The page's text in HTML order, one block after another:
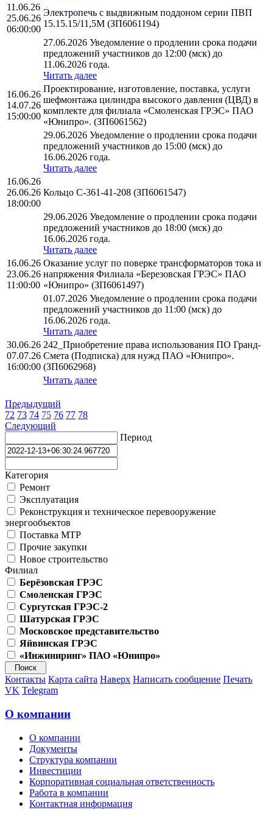
11.06.26
25.06.26
06:00:00
Электропечь с выдвижным поддоном серии ПВП
15.15.15/11,5М (ЗП6061194)
27.06.2026 Уведомление о продлении срока подачи
предложений участников до 12:00 (мск) до
11.06.2026 года.
Читать далее
16.06.26
14.07.26
15:00:00
Проектирование, изготовление, поставка, услуги
шефмонтажа цилиндра высокого давления (ЦВД) в
комплекте для филиала «Смоленская ГРЭС» ПАО
«Юнипро». (ЗП6061562)
29.06.2026 Уведомление о продлении срока подачи
предложений участников до 15:00 (мск) до
16.06.2026 года.
Читать далее
16.06.26
26.06.26
18:00:00
Кольцо С-361-41-208 (ЗП6061547)
29.06.2026 Уведомление о продлении срока подачи
предложений участников до 18:00 (мск) до
16.06.2026 года.
Читать далее
16.06.26
23.06.26
11:00:00
Оказание услуг по поверке трансформаторов тока и
напряжения Филиала «Березовская ГРЭС» ПАО
«Юнипро» (ЗП6061497)
01.07.2026 Уведомление о продлении срока подачи
предложений участников до 11:00 (мск) до
16.06.2026 года.
Читать далее
30.06.26
07.07.26
16:00:00
242_Приобретение права использования ПО Гранд-
Смета (Подписка) для нужд ПАО «Юнипро».
(ЗП6062968)
Читать далее
Предыдущий
72 73 74 75 76 77 78
Следующий
Период
Категория
Ремонт
Эксплуатация
Реконструкция и техническое перевооружение
энергообъектов
Поставка МТР
Прочие закупки
Новое строительство
Филиал
Берёзовская ГРЭС
Смоленская ГРЭС
Сургутская ГРЭС-2
Шатурская ГРЭС
Московское представительство
Яйвинская ГРЭС
«Инжиниринг» ПАО «Юнипро»
Контакты Карта сайта Наверх Написать сообщение Печать
VK Telegram
О компании
О компании
Документы
Структура компании
Инвестиции
Корпоративная социальная ответственность
Работа в компании
Контактная информация